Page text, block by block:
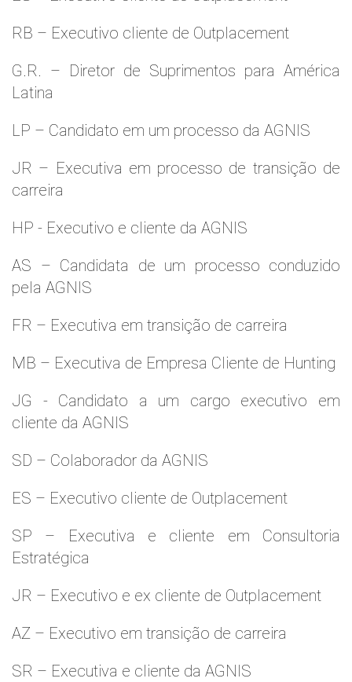
RB – Executivo cliente de Outplacement
G.R. – Diretor de Suprimentos para América
Latina
LP – Candidato em um processo da AGNIS
JR – Executiva em processo de transição de
carreira
HP - Executivo e cliente da AGNIS
AS – Candidata de um processo conduzido
pela AGNIS
FR – Executiva em transição de carreira
MB – Executiva de Empresa Cliente de Hunting
JG - Candidato a um cargo executivo em
cliente da AGNIS
SD – Colaborador da AGNIS
ES – Executivo cliente de Outplacement
SP – Executiva e cliente em Consultoria
Estratégica
JR – Executivo e ex cliente de Outplacement
AZ – Executivo em transição de carreira
SR – Executiva e cliente da AGNIS